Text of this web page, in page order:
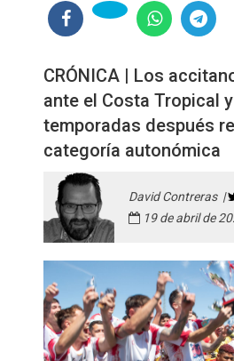
CRÓNICA | Los
ante el Costa Tropical
temporadas después
categoría autonómica
David Contreras |
19 de abril de